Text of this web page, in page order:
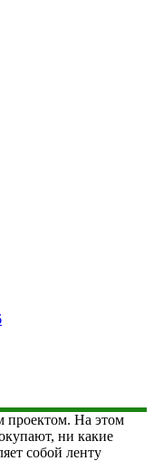
проектом. На этом
ни какие
собой ленту